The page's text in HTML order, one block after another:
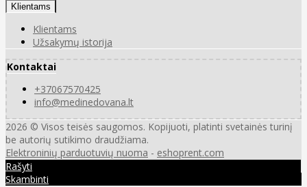
Klientams
Klientams
Užsakymų istorija
Kontaktai
+37067570425
info@medinedovana.lt
2026 © Visos teisės saugomos. Kopijuoti, platinti svetainės turinį
be autorių sutikimo draudžiama.
Elektroninių parduotuvių nuoma - eshoprent.com
Rašyti
Skambinti